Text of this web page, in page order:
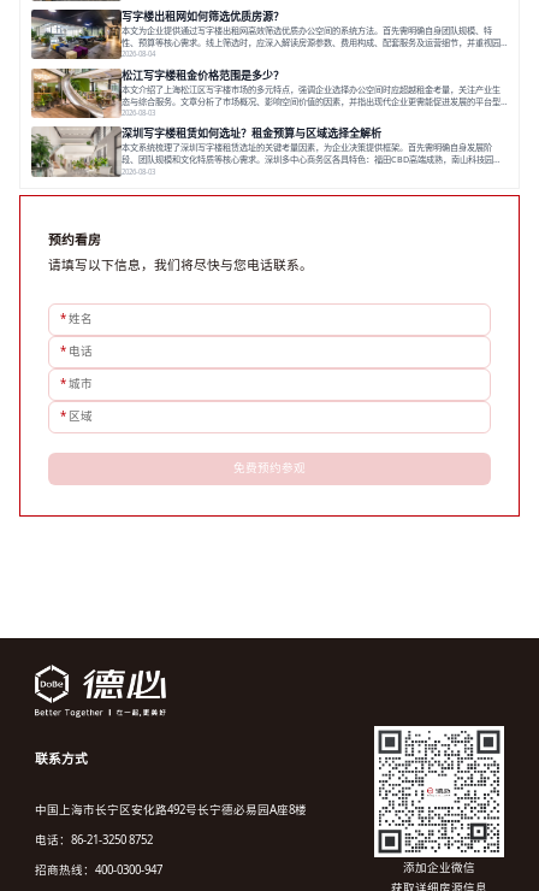
言，寻找一处合适的办公空间是一项至关重要的决策。这不仅关系到团队的日常工作效率与协作氛围，
更直接影响着企业的品牌形象、运营成本
写字楼出租网如何筛选优质房源？
本文为企业提供通过写字楼出租网高效筛选优质办公空间的系统方法。首先需明确自身团队规模、特
性、预算等核心需求。线上筛选时，应深入解读房源参数、费用构成、配套服务及运营细节，并重视园
区产业生态与交通区位价值。同时，需考察运营方的品牌背景与持续服务能力。完成线上初选后，必须
进行线下实地验证，核对空间实景、测试设施、感受园区氛围并确认合同条款，从而做出精确决策。在
数字化时代，写字楼出租网已成为企业寻找
2026-08-04
松江写字楼租金价格范围是多少？
本文介绍了上海松江区写字楼市场的多元特点，强调企业选择办公空间时应超越租金考量，关注产业生
态与综合服务。文章分析了市场概况、影响空间价值的因素，并指出现代企业更需能促进发展的平台型
空间。之后，以德必集团为例，说明运营方如何通过构建服务生态助力企业成长，建议企业系统评估需
求与长期价值，选择匹配的发展载体。对于许多寻求在上海松江区设立或扩展办公空间的企业而言，了
解该区域的写字楼市场概况是决策的首先
2026-08-03
深圳写字楼租赁如何选址？租金预算与区域选择全解析
本文系统梳理了深圳写字楼租赁选址的关键考量因素，为企业决策提供框架。首先需明确自身发展阶
段、团队规模和文化特质等核心需求。深圳多中心商务区各具特色：福田CBD高端成熟，南山科技园创
新活力强，前海具政策优势。除传统写字楼外，创意产业园注重生态与社群，适合文创、科技类企业。
款。选址是综合性战略决策，旨在让办公
2026-08-03
预约看房
请填写以下信息，我们将尽快与您电话联系。
*姓名
* 电话
*城市
* 区域
免费预约参观
联系方式
中国上海市长宁区安化路492号长宁德必易园A座8楼
电话：86-21-3250 8752
招商热线：400-0300-947
添加企业微信
获取详细房源信息